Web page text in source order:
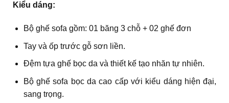
Kiểu dáng:
Bộ ghế sofa gồm: 01 băng 3 chỗ + 02 ghế đơn
Tay và ốp trước gỗ sơn liền.
Đệm tựa ghế bọc da và thiết kế tạo nhăn tự nhiên.
Bộ ghế sofa bọc da cao cấp với kiểu dáng hiện đại,
sang trọng.